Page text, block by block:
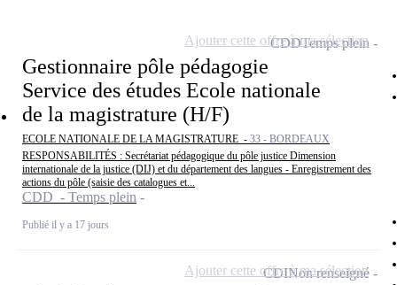
Gestionnaire pôle pédagogie
Service des études Ecole nationale
de la magistrature (H/F)
ECOLE NATIONALE DE LA MAGISTRATURE - 33 - BORDEAUX
RESPONSABILITÉS : Secrétariat pédagogique du pôle justice Dimension
internationale de la justice (DIJ) et du département des langues - Enregistrement des
actions du pôle (saisie des catalogues et...
CDD - Temps plein
Publié il y a 17 jours
CDDTemps plein
Ajouter cette offre à ma sélection
CDINon renseigné
Ajouter cette offre à ma sélection